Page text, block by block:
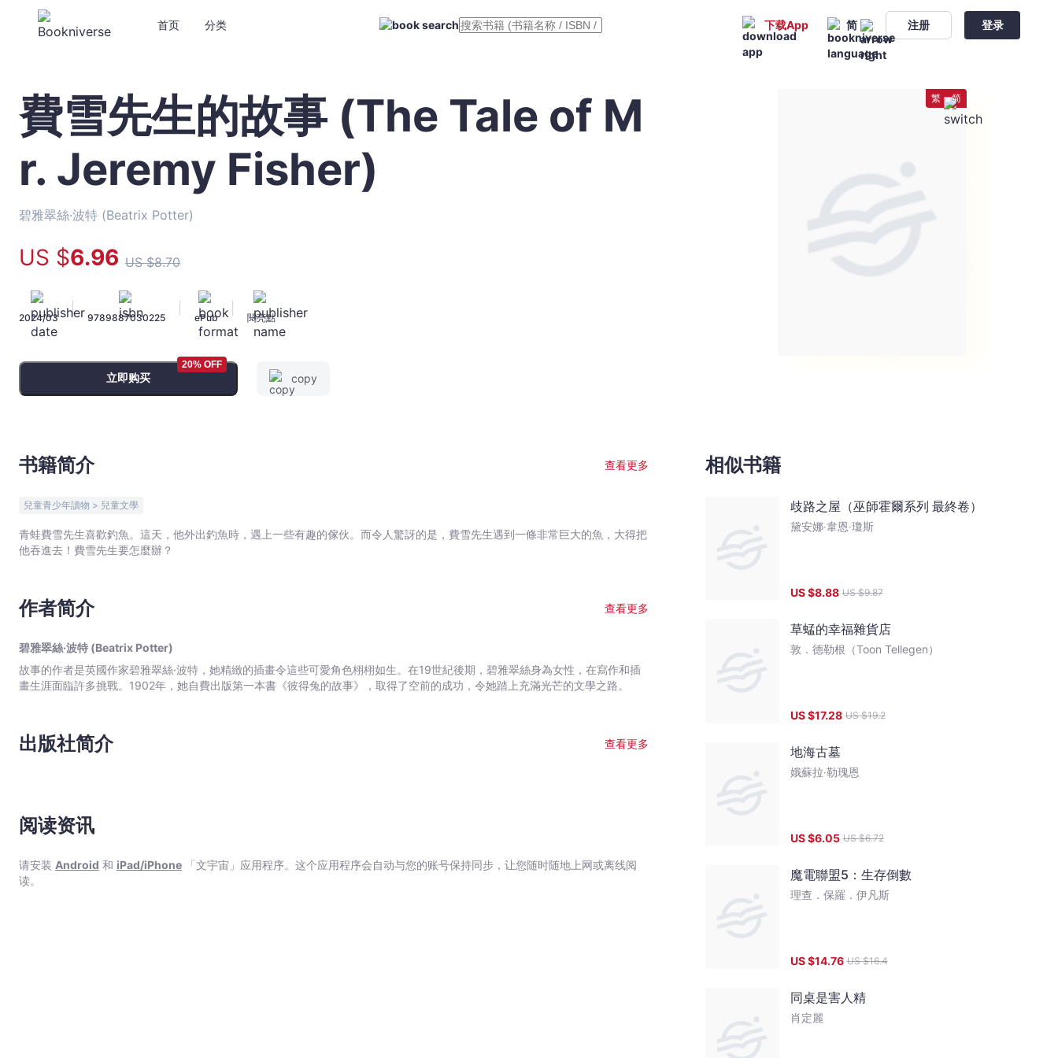
首页 分类 下载App 简 注册 登录
繁 简
費
雪
先
的
事
Tale
of
Mr.
Jeremy
Fisher)
碧
翠
波
特
Potter)
-
文
｜
費雪先生的故事 (The Tale of M
r. Jeremy Fisher)
碧雅翠絲·波特 (Beatrix Potter)
US $6.96 US $8.70
2024/03
|
9789887030225 ePub 閱亮點
立即购买
20% OFF
copy
书籍简介 查看更多
兒童青少年讀物 > 兒童文學
青蛙費雪先生喜歡釣魚。這天，他外出釣魚時，遇上一些有趣的傢伙。而令人驚訝的是，費雪先生遇到一條非常巨大的魚，大得把
他吞進去！費雪先生要怎麼辦？
作者简介 查看更多
碧雅翠絲·波特 (Beatrix Potter)
故事的作者是英國作家碧雅翠絲·波特，她精緻的插畫令這些可愛角色栩栩如生。在19世紀後期，碧雅翠絲身為女性，在寫作和插
畫生涯面臨許多挑戰。1902年，她自費出版第一本書《彼得兔的故事》，取得了空前的成功，令她踏上充滿光芒的文學之路。
出版社简介 查看更多
阅读资讯
请安装 Android 和 iPad/iPhone 「文宇宙」应用程序。这个应用程序会自动与您的账号保持同步，让您随时随地上网或离线阅
读。
相似书籍
歧路之屋（巫師霍爾系列 最終卷）
黛安娜‧韋恩‧瓊斯
US $8.88 US $9.87
草蜢的幸福雜貨店
敦．德勒根（Toon Tellegen）
US $17.28 US $19.2
地海古墓
娥蘇拉‧勒瑰恩
US $6.05 US $6.72
魔電聯盟5：生存倒數
理查．保羅．伊凡斯
US $14.76 US $16.4
同桌是害人精
肖定麗